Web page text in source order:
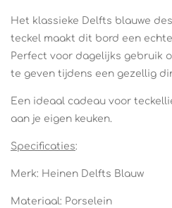
Het klassieke Delfts blauwe
teckel maakt dit bord een
Perfect voor dagelijks gebruik
te geven tijdens een gezellig
Een ideaal cadeau voor
aan je eigen keuken.
Specificaties:
Merk: Heinen Delfts Blauw
Materiaal: Porselein